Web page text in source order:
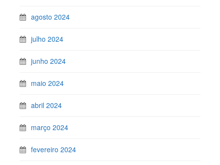
agosto 2024
julho 2024
junho 2024
maio 2024
abril 2024
março 2024
fevereiro 2024